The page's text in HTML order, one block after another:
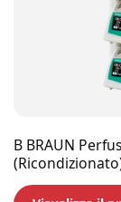
B BRAUN